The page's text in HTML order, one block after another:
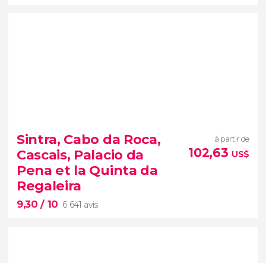
103 010 avis
free tour dans Porto
nord du
Portugal
rues étroites
pleines d'histoire et de nostalgie.
Sintra, Cabo da Roca,
Cascais, Palacio da
Pena et la Quinta da
Regaleira
9,30/ 10 6 641 avis
à partir de
102,63 US$